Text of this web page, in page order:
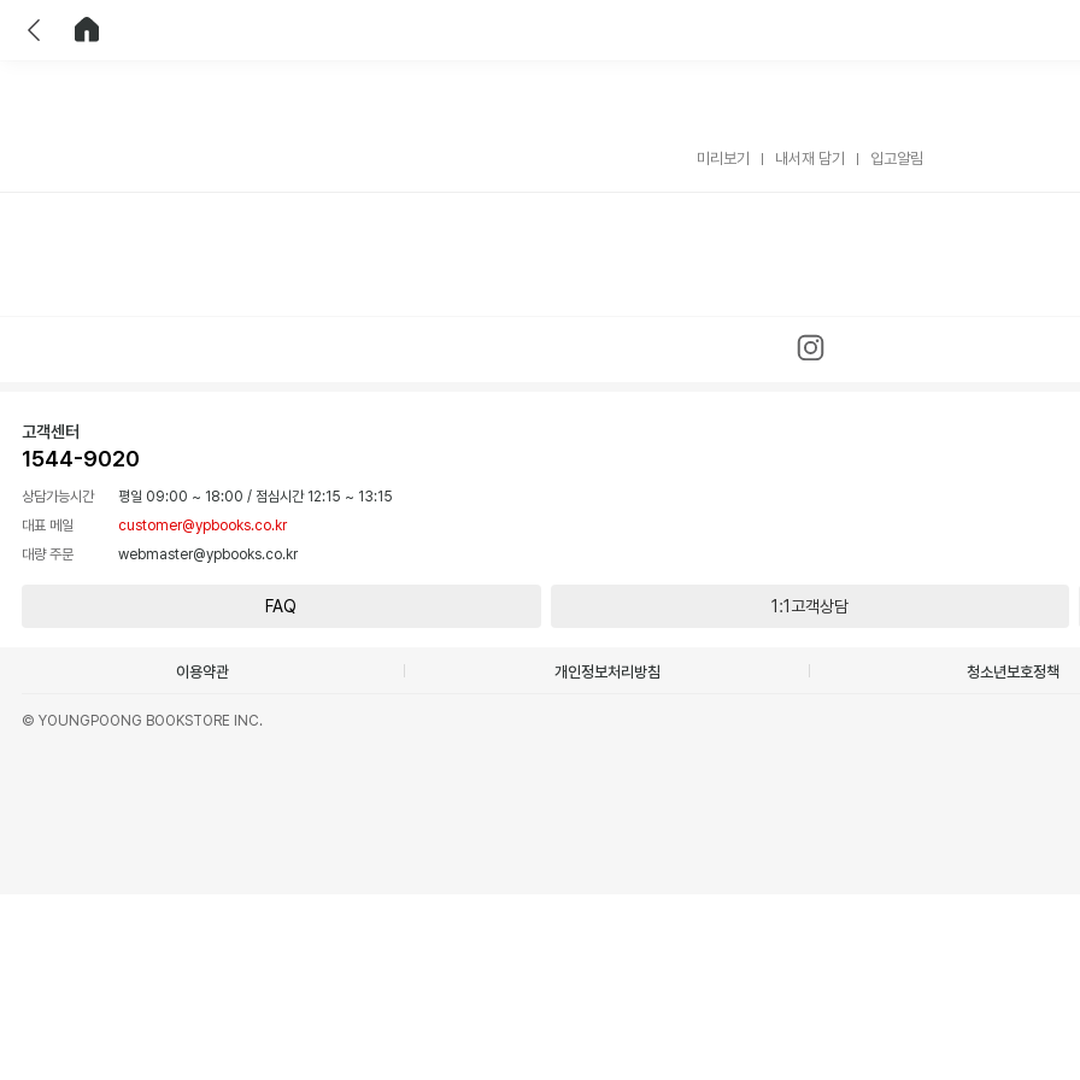
미리보기 내서재 담기 입고알림
고객센터
1544-9020
상담가능시간 평일 09:00 ~ 18:00 / 점심시간 12:15 ~ 13:15
대표 메일
customer@ypbooks.co.kr
대량 주문
webmaster@ypbooks.co.kr
FAQ 1:1고객상담
이용약관 개인정보처리방침 청소년보호정책
© YOUNGPOONG BOOKSTORE INC.